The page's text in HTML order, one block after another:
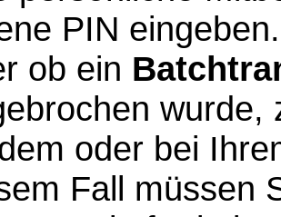
PIN eingeben.
ob ein
wurde,
oder bei
Fall müssen